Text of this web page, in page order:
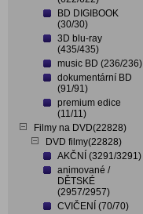
BD DIGIBOOK
(30/30)
3D blu-ray
(435/435)
music BD (236/236)
dokumentární BD
(91/91)
premium edice
(11/11)
Filmy na DVD(22828)
DVD filmy(22828)
AKČNÍ (3291/3291)
animované /
DĚTSKÉ
(2957/2957)
CVIČENÍ (70/70)